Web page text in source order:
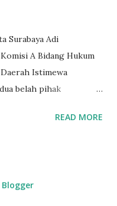
Surabaya Adi
A Bidang Hukum
Istimewa
belah pihak
Turut dalam rombongan
HOS Tjokroaminoto,
READ MORE
Blogger